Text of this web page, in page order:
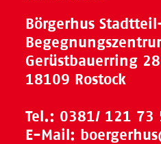
Börgerhus
Gerüstbauerring 28
18109 Rostock
Tel.: 0381/ 121 73
E-Mail: